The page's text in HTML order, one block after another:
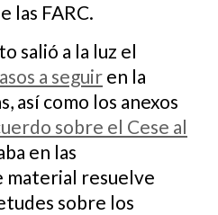
las FARC.
salió a la luz el
a seguir en la
así como los anexos
sobre el Cese al
en las
material resuelve
sobre los